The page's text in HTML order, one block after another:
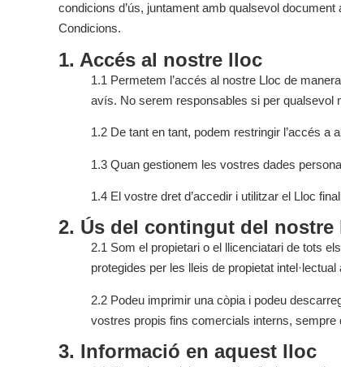
condicions d’ús, juntament amb qualsevol
Condicions.
1. Accés al nostre lloc
1.1 Permetem l’accés al nostre Lloc de
avís. No serem responsables si per qualsevol
1.2 De tant en tant, podem restringir l’accés a
1.3 Quan gestionem les vostres dades
1.4 El vostre dret d’accedir i utilitzar el Lloc
2. Ús del contingut del nostre
2.1 Som el propietari o el llicenciatari de tots
protegides per les lleis de propietat
2.2 Podeu imprimir una còpia i podeu
vostres propis fins comercials interns, sempre
3. Informació en aquest lloc